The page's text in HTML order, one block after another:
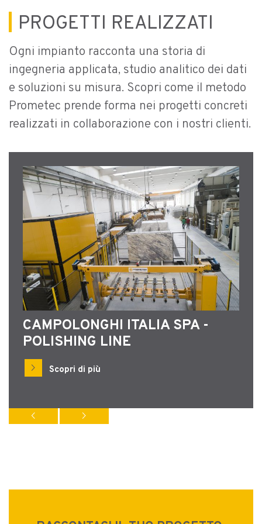
PROGETTI REALIZZATI
Ogni impianto racconta una storia di
ingegneria applicata, studio analitico dei dati
e soluzioni su misura. Scopri come il metodo
Prometec prende forma nei progetti concreti
realizzati in collaborazione con i nostri clienti.
CAMPOLONGHI ITALIA SPA -
POLISHING LINE
chevron_right Scopri di più
chevron_left chevron_right